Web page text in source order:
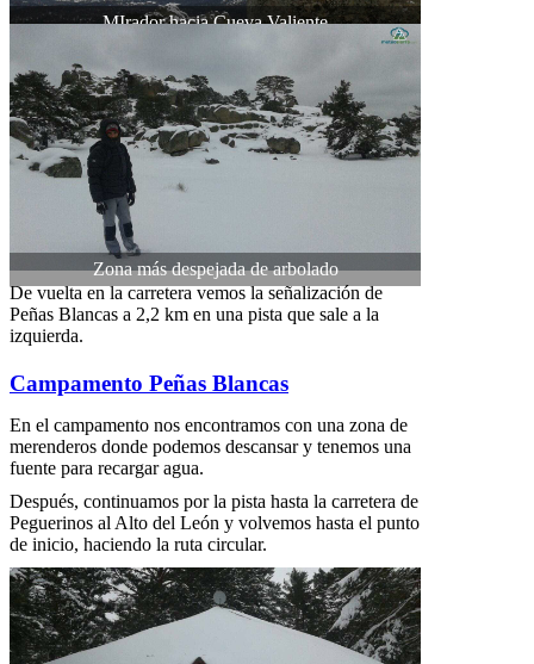
MIrador hacia Cueva Valiente
Zona más despejada de arbolado
De vuelta en la carretera vemos la señalización de
Peñas Blancas a 2,2 km en una pista que sale a la
izquierda.
Campamento Peñas Blancas
En el campamento nos encontramos con una zona de
merenderos donde podemos descansar y tenemos una
fuente para recargar agua.
Después, continuamos por la pista hasta la carretera de
Peguerinos al Alto del León y volvemos hasta el punto
de inicio, haciendo la ruta circular.